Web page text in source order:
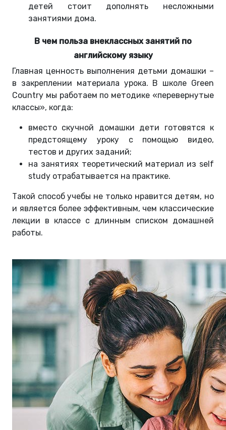
детей стоит дополнять несложными
занятиями дома.
В чем польза внеклассных занятий по
английскому языку
Главная ценность выполнения детьми домашки –
в закреплении материала урока. В школе Green
Country мы работаем по методике «перевернутые
классы», когда:
вместо скучной домашки дети готовятся к
предстоящему уроку с помощью видео,
тестов и других заданий;
на занятиях теоретический материал из self
study отрабатывается на практике.
Такой способ учебы не только нравится детям, но
и является более эффективным, чем классические
лекции в классе с длинным списком домашней
работы.